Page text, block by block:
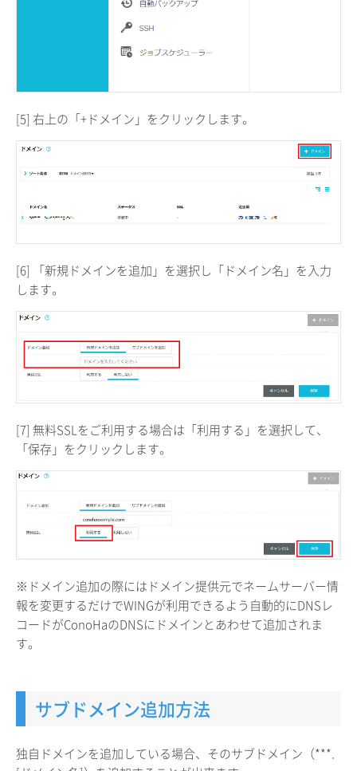
[5] 右上の「+ドメイン」をクリックします。
[6] 「新規ドメインを追加」を選択し「ドメイン名」を入力
します。
[7] 無料SSLをご利用する場合は「利用する」を選択して、
「保存」をクリックします。
※ドメイン追加の際にはドメイン提供元でネームサーバー情
報を変更するだけでWINGが利用できるよう自動的にDNSレ
コードがConoHaのDNSにドメインとあわせて追加されま
す。
サブドメイン追加方法
独自ドメインを追加している場合、そのサブドメイン（***.